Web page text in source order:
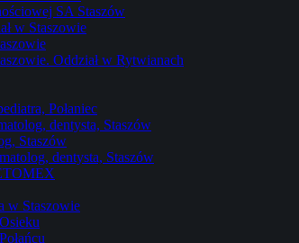
SA Staszów
w Staszowie
Oddział w Rytwianach
Połaniec
dentysta, Staszów
Staszów
dentysta, Staszów
w Staszowie